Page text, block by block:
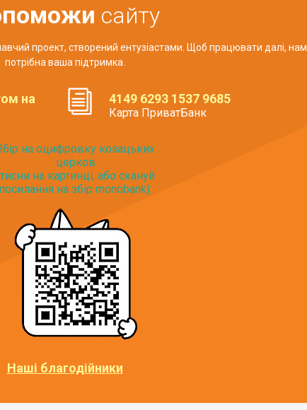
сайту
проект, створений ентузіастами. Щоб працювати далі, нам
потрібна ваша підтримка.
на
4149 6293 1537 9685
Карта ПриватБанк
на оцифровку козацьких
церков
на картинці, або скануй
посилання на збір monobank):
Наші благодійники